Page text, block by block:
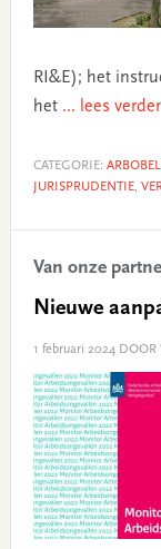
RI&E); het
het ... lees verder
CATEGORIE:
JURISPRUDENTIE,
Van onze
Nieuwe
1 februari 2024DOOR